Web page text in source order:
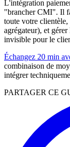
L'intégration
"brancher CMI". Il
toute votre
agrégateur), et
invisible pour le
Échangez 20 min
combinaison de
intégrer
PARTAGER CE